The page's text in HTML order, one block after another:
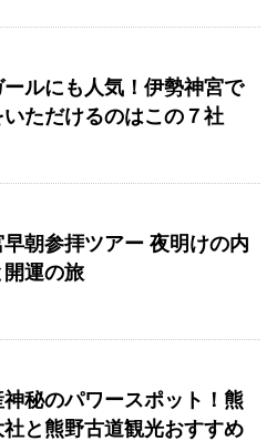
ルにも人気！伊勢神宮で
ただけるのはこの７社
朝参拝ツアー 夜明けの内
運の旅
秘のパワースポット！熊
と熊野古道観光おすすめ